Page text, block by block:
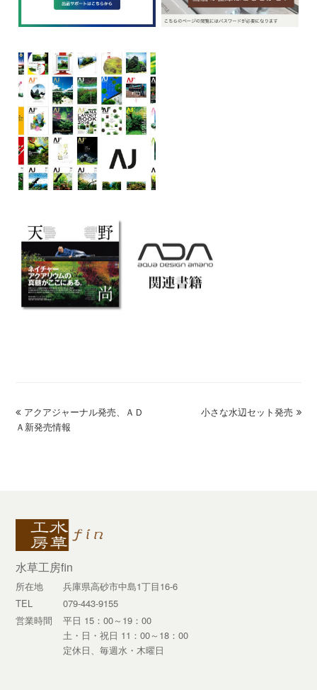
previous
post:
アクアジャーナル発売、ＡＤ
Ａ新発売情報
next
小さな水辺セット発売
水草工房fin
所在地
兵庫県高砂市中島1丁目16-6
TEL
079-443-9155
営業時間
平日 15：00～19：00
土・日・祝日 11：00～18：00
定休日、毎週水・木曜日